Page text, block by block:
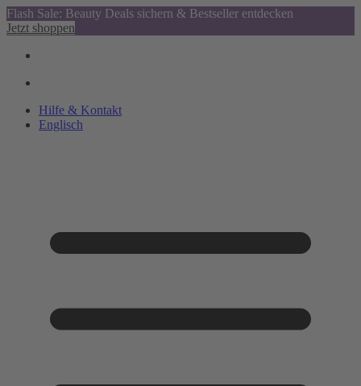
Flash Sale: Beauty Deals sichern & Bestseller entdecken
Jetzt shoppen
Hilfe & Kontakt
Englisch